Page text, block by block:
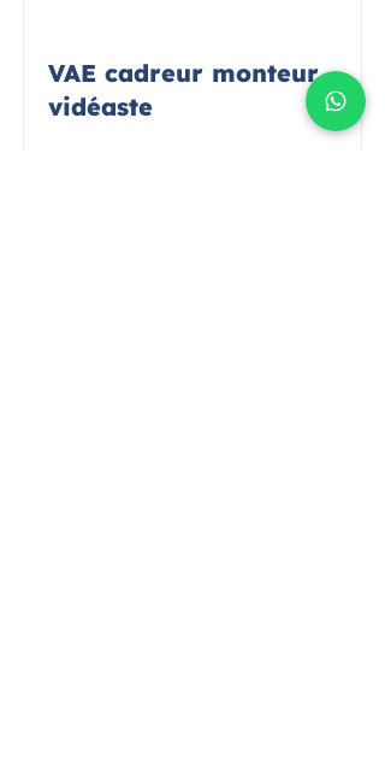
VAE cadreur monteur
vidéaste